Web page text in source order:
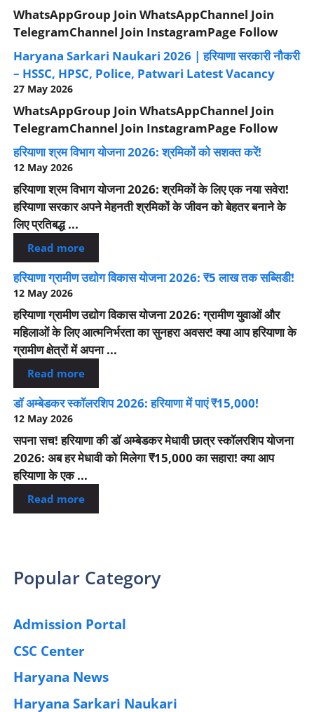
WhatsAppGroup Join WhatsAppChannel Join
TelegramChannel Join InstagramPage Follow
Haryana Sarkari Naukari 2026 | हरियाणा सरकारी नौकरी
– HSSC, HPSC, Police, Patwari Latest Vacancy
27 May 2026
WhatsAppGroup Join WhatsAppChannel Join
TelegramChannel Join InstagramPage Follow
हरियाणा श्रम विभाग योजना 2026: श्रमिकों को सशक्त करें!
12 May 2026
हरियाणा श्रम विभाग योजना 2026: श्रमिकों के लिए एक नया सवेरा!
हरियाणा सरकार अपने मेहनती श्रमिकों के जीवन को बेहतर बनाने के
लिए प्रतिबद्ध ...
Read more
हरियाणा ग्रामीण उद्योग विकास योजना 2026: ₹5 लाख तक सब्सिडी!
12 May 2026
हरियाणा ग्रामीण उद्योग विकास योजना 2026: ग्रामीण युवाओं और
महिलाओं के लिए आत्मनिर्भरता का सुनहरा अवसर! क्या आप हरियाणा के
ग्रामीण क्षेत्रों में अपना ...
Read more
डॉ अम्बेडकर स्कॉलरशिप 2026: हरियाणा में पाएं ₹15,000!
12 May 2026
सपना सच! हरियाणा की डॉ अम्बेडकर मेधावी छात्र स्कॉलरशिप योजना
2026: अब हर मेधावी को मिलेगा ₹15,000 का सहारा! क्या आप
हरियाणा के एक ...
Read more
Popular Category
Admission Portal
CSC Center
Haryana News
Haryana Sarkari Naukari